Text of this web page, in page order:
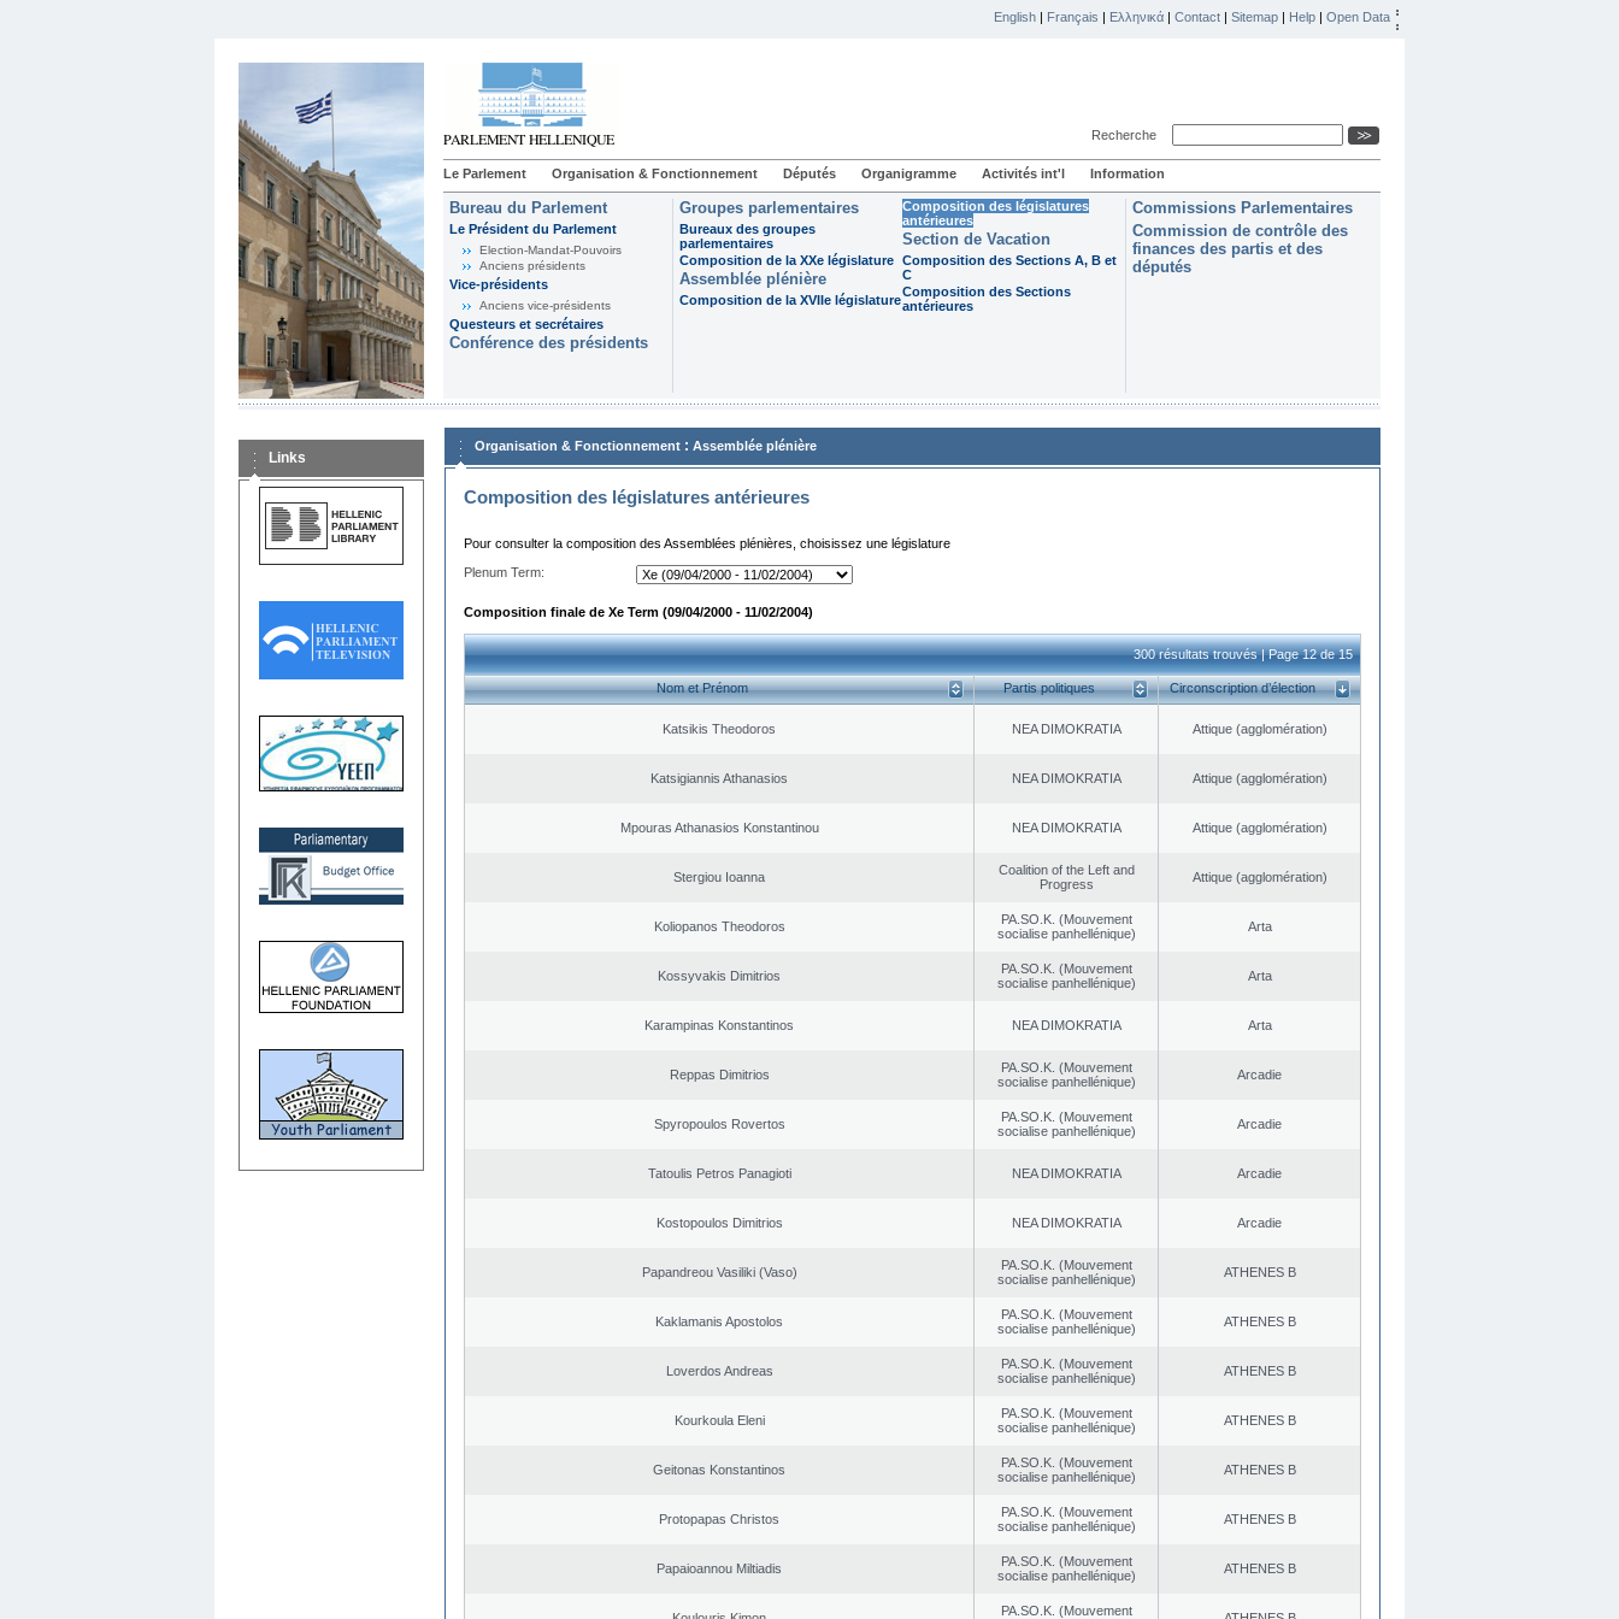
English | Français | Ελληνικά | Contact | Sitemap | Help | Open Data
Recherche
Le Parlement Organisation & Fonctionnement Députés Organigramme Activités int'l Information
Bureau du Parlement
Le Président du Parlement
Election-Mandat-Pouvoirs
Anciens présidents
Vice-présidents
Anciens vice-présidents
Questeurs et secrétaires
Conférence des présidents
Groupes parlementaires
Bureaux des groupes
parlementaires
Composition de la XXe législature
Assemblée plénière
Composition de la XVIIe législature
Composition des législatures
antérieures
Section de Vacation
Composition des Sections A, B et
C
Composition des Sections
antérieures
Commissions Parlementaires
Commission de contrôle des
finances des partis et des
députés
Links
Organisation & Fonctionnement : Assemblée plénière
Composition des législatures antérieures
Pour consulter la composition des Assemblées plénières, choisissez une législature
Plenum Term:
Composition finale de Xe Term (09/04/2000 - 11/02/2004)
300 résultats trouvés | Page 12 de 15
Nom et Prénom Partis politiques Circonscription d’élection
Katsikis Theodoros NEA DΙMOKRATIA Αttique (agglomération)
Katsigiannis Athanasios NEA DΙMOKRATIA Αttique (agglomération)
Mpouras Athanasios Konstantinou NEA DΙMOKRATIA Αttique (agglomération)
Stergiou Ioanna
Coalition of the Left and
Progress
Αttique (agglomération)
Koliopanos Theodoros
PA.SO.K. (Mouvement
socialise panhellénique)
Arta
Kossyvakis Dimitrios
PA.SO.K. (Mouvement
socialise panhellénique)
Arta
Karampinas Konstantinos NEA DΙMOKRATIA Arta
Reppas Dimitrios
PA.SO.K. (Mouvement
socialise panhellénique)
Arcadie
Spyropoulos Rovertos
PA.SO.K. (Mouvement
socialise panhellénique)
Arcadie
Tatoulis Petros Panagioti NEA DΙMOKRATIA Arcadie
Kostopoulos Dimitrios NEA DΙMOKRATIA Arcadie
Papandreou Vasiliki (Vaso)
PA.SO.K. (Mouvement
socialise panhellénique)
ATHENES Β
Kaklamanis Apostolos
PA.SO.K. (Mouvement
socialise panhellénique)
ATHENES Β
Loverdos Andreas
PA.SO.K. (Mouvement
socialise panhellénique)
ATHENES Β
Kourkoula Eleni
PA.SO.K. (Mouvement
socialise panhellénique)
ATHENES Β
Geitonas Konstantinos
PA.SO.K. (Mouvement
socialise panhellénique)
ATHENES Β
Protopapas Christos
PA.SO.K. (Mouvement
socialise panhellénique)
ATHENES Β
Papaioannou Miltiadis
PA.SO.K. (Mouvement
socialise panhellénique)
ATHENES Β
PA.SO.K. (Mouvement